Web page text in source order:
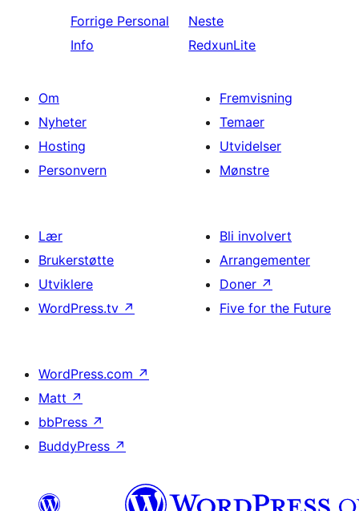
Forrige Personal
Info
Neste
RedxunLite
Om
Nyheter
Hosting
Personvern
Fremvisning
Temaer
Utvidelser
Mønstre
Lær
Brukerstøtte
Utviklere
WordPress.tv ↗
Bli involvert
Arrangementer
Doner ↗
Five for the Future
WordPress.com ↗
Matt ↗
bbPress ↗
BuddyPress ↗